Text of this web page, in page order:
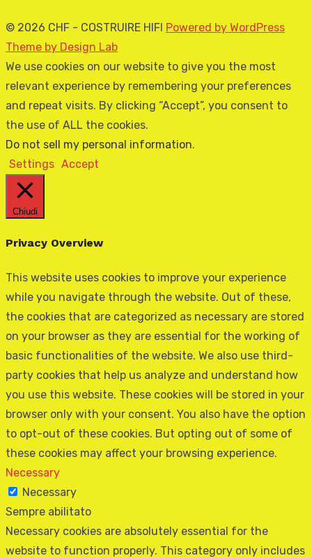
© 2026 CHF - COSTRUIRE HIFI Powered by WordPress
Theme by Design Lab
We use cookies on our website to give you the most
relevant experience by remembering your preferences
and repeat visits. By clicking “Accept”, you consent to
the use of ALL the cookies.
Do not sell my personal information.
Settings Accept
Chiudi
Privacy Overview
This website uses cookies to improve your experience
while you navigate through the website. Out of these,
the cookies that are categorized as necessary are stored
on your browser as they are essential for the working of
basic functionalities of the website. We also use third-
party cookies that help us analyze and understand how
you use this website. These cookies will be stored in your
browser only with your consent. You also have the option
to opt-out of these cookies. But opting out of some of
these cookies may affect your browsing experience.
Necessary
Necessary
Sempre abilitato
Necessary cookies are absolutely essential for the
website to function properly. This category only includes